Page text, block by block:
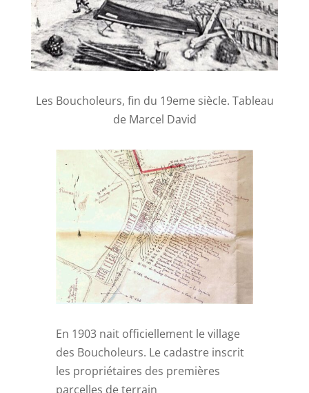
Les Boucholeurs, fin du 19eme siècle. Tableau
de Marcel David
En 1903 nait officiellement le village
des Boucholeurs. Le cadastre inscrit
les propriétaires des premières
parcelles de terrain